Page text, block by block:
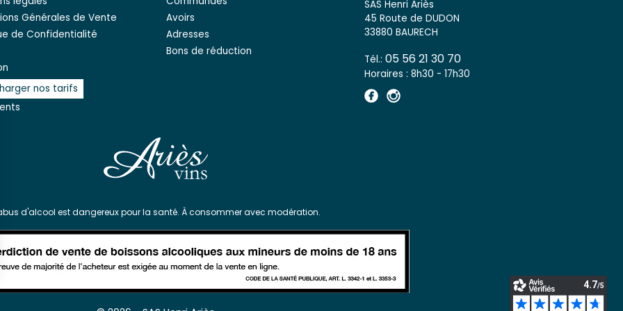
Générales de Vente
de Confidentialité
nos tarifs
Avoirs
Adresses
Bons de réduction
SAS Henri Ariès
45 Route de DUDON
33880 BAURECH
Tél.: 05 56 21 30 70
Horaires : 8h30 - 17h30
d'alcool est dangereux pour la santé. À consommer avec modération.